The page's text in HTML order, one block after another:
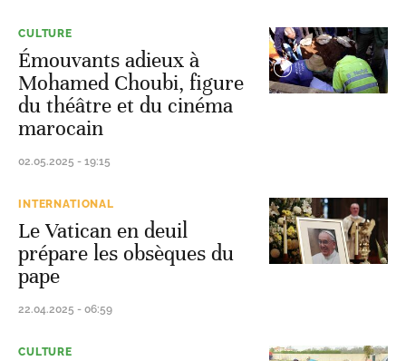
CULTURE
Émouvants adieux à
Mohamed Choubi, figure
du théâtre et du cinéma
marocain
02.05.2025 - 19:15
INTERNATIONAL
Le Vatican en deuil
prépare les obsèques du
pape
22.04.2025 - 06:59
CULTURE